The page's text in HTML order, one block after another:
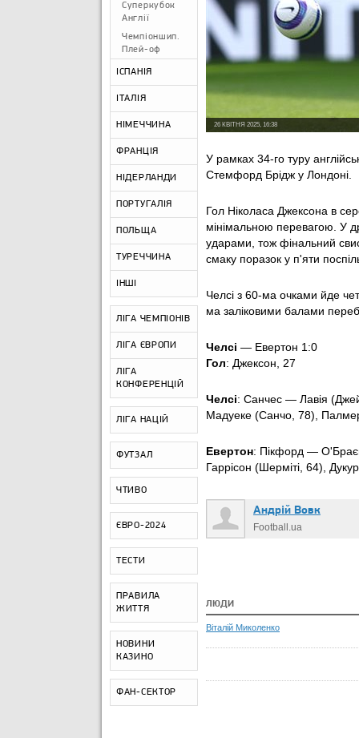
Суперкубок
Англії
Чемпіоншип.
Плей-оф
ІСПАНІЯ
ІТАЛІЯ
НІМЕЧЧИНА
ФРАНЦІЯ
НІДЕРЛАНДИ
ПОРТУГАЛІЯ
ПОЛЬЩА
ТУРЕЧЧИНА
ІНШІ
ЛІГА ЧЕМПІОНІВ
ЛІГА ЄВРОПИ
ЛІГА
КОНФЕРЕНЦІЙ
ЛІГА НАЦІЙ
ФУТЗАЛ
ЧТИВО
ЄВРО-2024
ТЕСТИ
ПРАВИЛА
ЖИТТЯ
НОВИНИ
КАЗИНО
ФАН-СЕКТОР
26 КВІТНЯ 2025, 16:38
У рамках 34-го туру
Стемфорд Брідж у Лондоні.
Гол Ніколаса Джексона в
мінімальною перевагою. У
ударами, тож фінальний
смаку поразок у п'яти
Челсі з 60-ма очками йде
ма заліковими балами
Челсі — Евертон 1:0
Гол: Джексон, 27
Челсі: Санчес — Лавія
Мадуеке (Санчо, 78),
Евертон: Пікфорд —
Гаррісон (Шерміті, 64),
Андрій Вовк
Football.ua
ЛЮДИ
Віталій Миколенко